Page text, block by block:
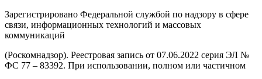
Зарегистрировано Федеральной службой по надзору в сфере
связи, информационных технологий и массовых
коммуникаций
(Роскомнадзор). Реестровая запись от 07.06.2022 серия ЭЛ №
ФС 77 – 83392. При использовании, полном или частичном